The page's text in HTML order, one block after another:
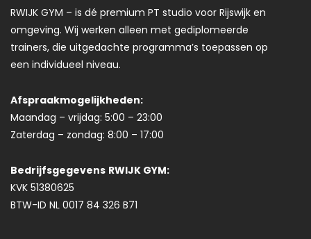
RWIJK GYM – is dé premium PT studio voor Rijswijk en
omgeving. Wij werken alleen met gediplomeerde
trainers, die uitgedachte programma’s toepassen op
een individueel niveau.
Afspraakmogelijkheden:
Maandag – vrijdag: 5:00 – 23:00
Zaterdag – zondag: 8:00 – 17:00
Bedrijfsgegevens RWIJK GYM:
KVK 51380625
BTW-ID NL 0017 84 326 B71